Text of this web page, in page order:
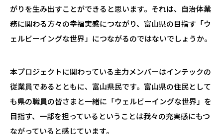
がりを生み出すことができると思います。それは、自治体業
務に関わる方々の幸福実感につながり、富山県の目指す「ウ
ェルビーイングな世界」につながるのではないでしょうか。
本プロジェクトに関わっている主力メンバーはインテックの
従業員であるとともに、富山県民です。富山県の住民として
も県の職員の皆さまと一緒に「ウェルビーイングな世界」を
目指す、一部を担っているということは我々の充実感にもつ
ながっていると感じています。